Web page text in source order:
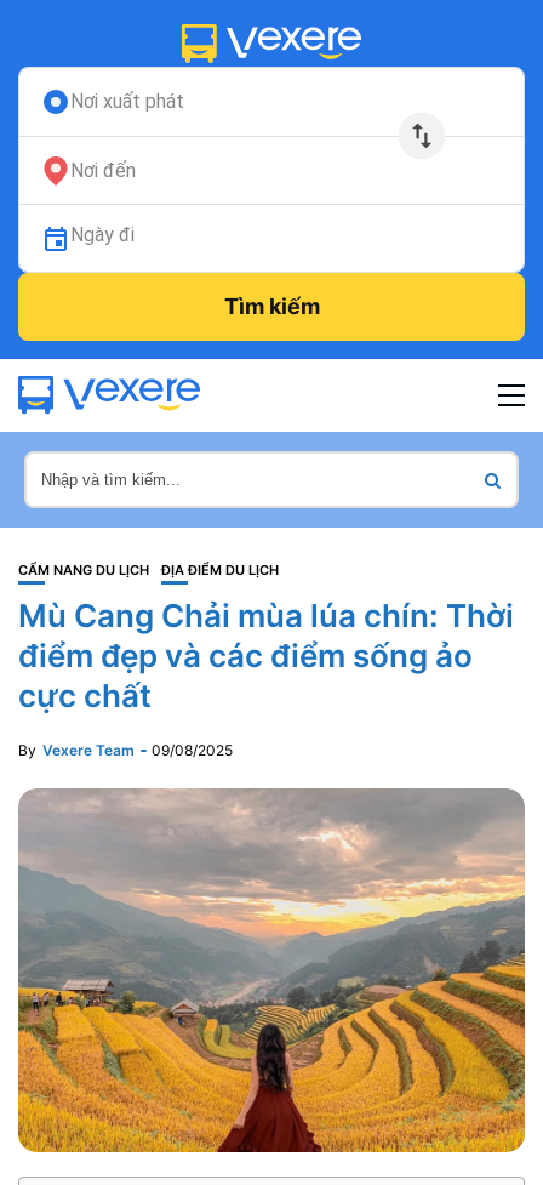
Nơi xuất phát
Nơi đến
Ngày đi
Tìm kiếm
CẨM NANG DU LỊCH ĐỊA ĐIỂM DU LỊCH
Mù Cang Chải mùa lúa chín: Thời
điểm đẹp và các điểm sống ảo
cực chất
By Vexere Team 09/08/2025